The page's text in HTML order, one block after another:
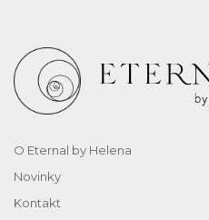
O Eternal by Helena
Novinky
Kontakt